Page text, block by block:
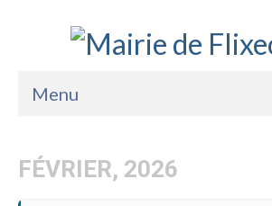
Menu
La Mairie
FÉVRIER, 2026